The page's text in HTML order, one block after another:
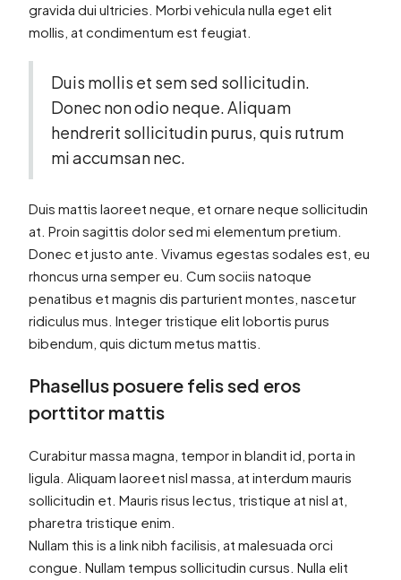
gravida dui ultricies. Morbi vehicula nulla eget elit
mollis, at condimentum est feugiat.
Duis mollis et sem sed sollicitudin.
Donec non odio neque. Aliquam
hendrerit sollicitudin purus, quis rutrum
mi accumsan nec.
Duis mattis laoreet neque, et ornare neque sollicitudin
at. Proin sagittis dolor sed mi elementum pretium.
Donec et justo ante. Vivamus egestas sodales est, eu
rhoncus urna semper eu. Cum sociis natoque
penatibus et magnis dis parturient montes, nascetur
ridiculus mus. Integer tristique elit lobortis purus
bibendum, quis dictum metus mattis.
Phasellus posuere felis sed eros
porttitor mattis
Curabitur massa magna, tempor in blandit id, porta in
ligula. Aliquam laoreet nisl massa, at interdum mauris
sollicitudin et. Mauris risus lectus, tristique at nisl at,
pharetra tristique enim.
Nullam this is a link nibh facilisis, at malesuada orci
congue. Nullam tempus sollicitudin cursus. Nulla elit